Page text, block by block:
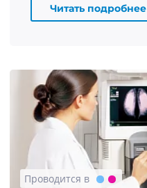
Читать подробнее
Проводится в